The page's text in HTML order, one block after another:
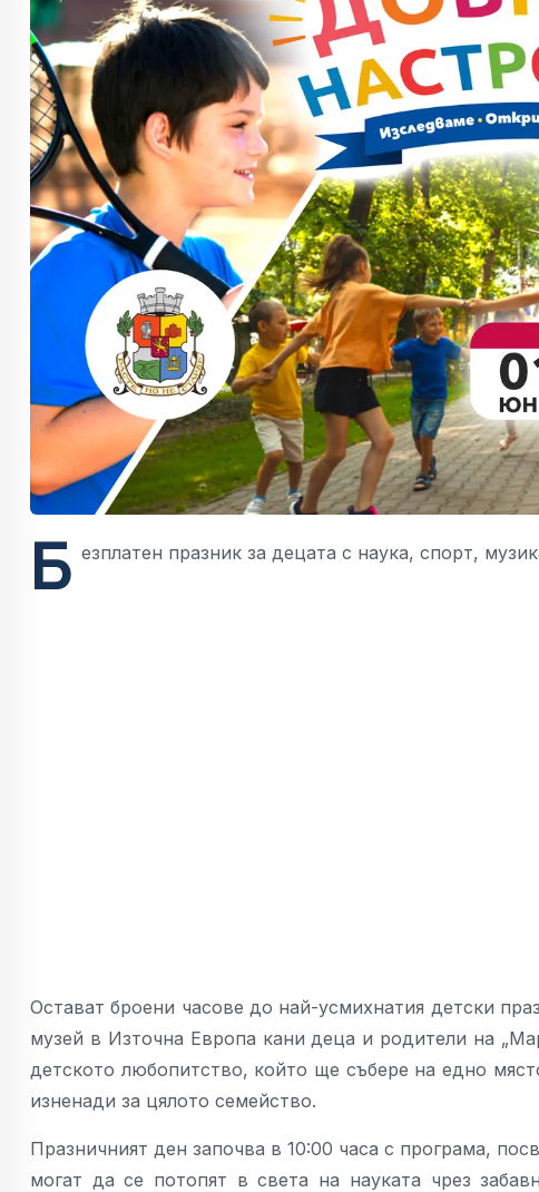
Б езплатен празник за децата с наука, спорт,
Остават броени часове до най-усмихнатия детски
музей в Източна Европа кани деца и родители на
детското любопитство, който ще събере на едно
изненади за цялото семейство.
Празничният ден започва в 10:00 часа с програма,
могат да се потопят в света на науката чрез